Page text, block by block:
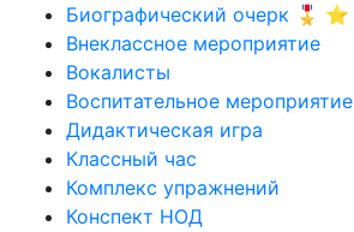
Биографический очерк 🎖️ ⭐
Внеклассное мероприятие
Вокалисты
Воспитательное мероприятие
Дидактическая игра
Классный час
Комплекс упражнений
Конспект НОД